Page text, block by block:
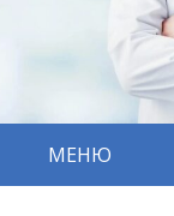
МЕНЮ